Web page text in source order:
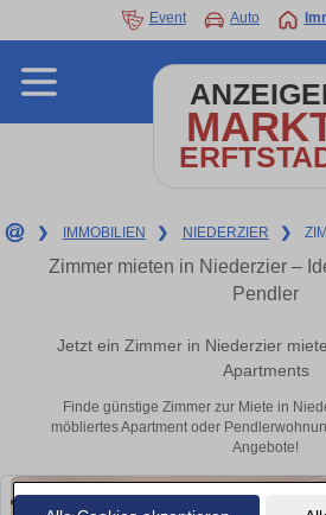
Event Auto
❯ IMMOBILIEN ❯ NIEDERZIER ❯
Zimmer mieten in Niederzier –
Pendler
Jetzt ein Zimmer in Niederzier
Apartments
Finde günstige Zimmer zur Miete in
möbliertes Apartment oder
Angebote!